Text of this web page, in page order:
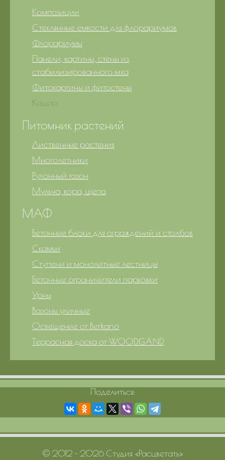
Композиции
Стеклянные емкости для флорариумов
Флорариумы
Панели, картины, стены из
стабилизированного мха
Фитокартины и фитостены
Кашпо
Питомник растений
Лиственные растения
Многолетники
Рулонный газон
Мульча, кора, щепа
МАФ
Бетонные блоки для ограждений и столбов
Скамьи
Ступени и монолитные лестницы
Бетонные ограничители парковки
Урны
Вазоны уличные
Освещение от Berkano
Террасная доска от WOODGAND
Поделиться:
© 2012 – 2026 Студия «Расцветать»